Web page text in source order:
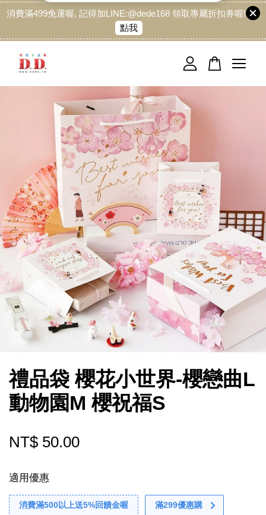
消費滿499免運喔, 記得加LINE:@dede168 領取專屬折扣券喔!
點我
禮品袋 櫻花小世界-櫻戀曲L
動物園M 櫻祝福S
NT$ 50.00
適用優惠
消費滿500以上送5%回饋金喔 滿299優惠購
您的購物車目前還是空的。
繼續購物